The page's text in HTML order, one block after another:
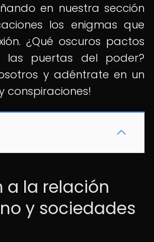
en nuestra sección
los enigmas que
¿Qué oscuros pactos
las puertas del poder?
y adéntrate en un
conspiraciones!
a la relación
y sociedades